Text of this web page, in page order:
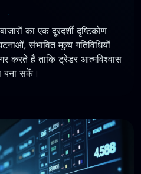
का एक दूरदर्शी दृष्टिकोण
संभावित मूल्य गतिविधियों
करते हैं ताकि ट्रेडर आत्मविश्वास
बना सकें।